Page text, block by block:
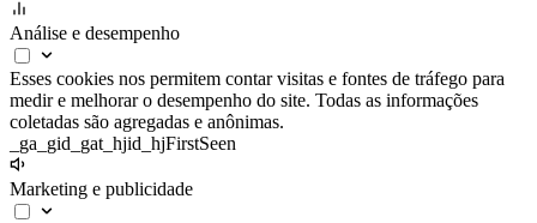
Análise e desempenho
Esses cookies nos permitem contar visitas e fontes de tráfego para
medir e melhorar o desempenho do site. Todas as informações
coletadas são agregadas e anônimas.
_ga _gid _gat_hjid _hjFirstSeen
Marketing e publicidade